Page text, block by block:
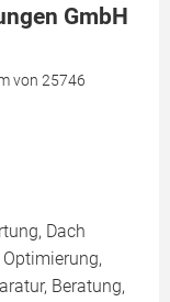
GmbH
von 25746
Dach
Beratung,